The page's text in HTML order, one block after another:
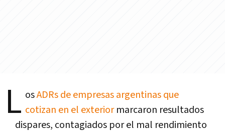
L osADRs de empresas argentinas que
cotizan en el exteriormarcaron resultados
dispares, contagiados por el mal rendimiento